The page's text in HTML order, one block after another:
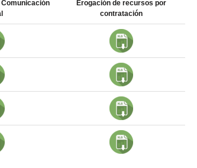
Comunicación
Erogación de recursos por
contratación